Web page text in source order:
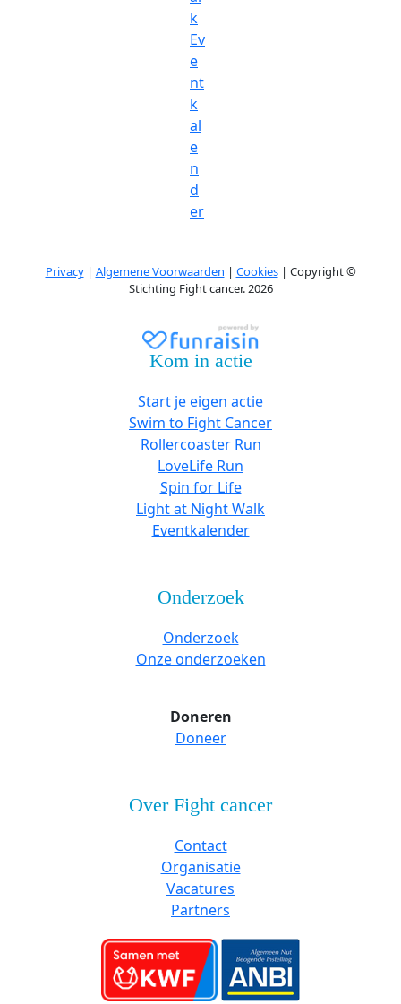
k
Ev
e
nt
k
al
e
n
d
er
Privacy| Algemene Voorwaarden | Cookies| Copyright ©
Stichting Fight cancer. 2026
Kom in actie
Start je eigen actie
Swim to Fight Cancer
Rollercoaster Run
LoveLife Run
Spin for Life
Light at Night Walk
Eventkalender
Onderzoek
Onderzoek
Onze onderzoeken
Doneren
Doneer
Over Fight cancer
Contact
Organisatie
Vacatures
Partners